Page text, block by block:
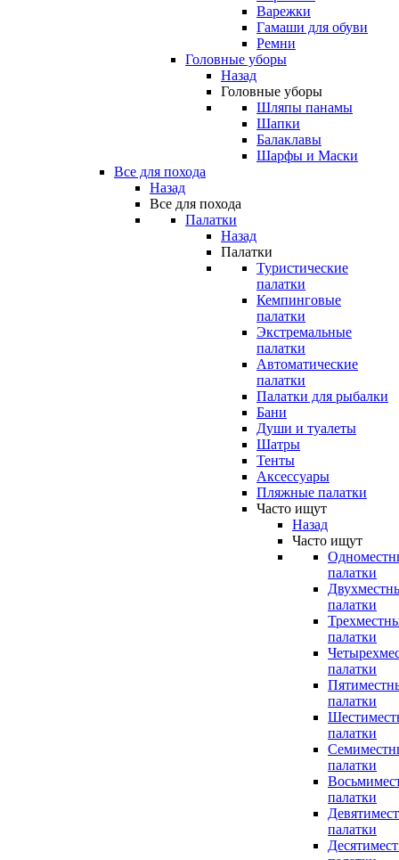
Варежки
Гамаши для обуви
Ремни
Головные уборы
Назад
Головные уборы
Шляпы панамы
Шапки
Балаклавы
Шарфы и Маски
Все для похода
Назад
Все для похода
Палатки
Назад
Палатки
Туристические
палатки
Кемпинговые
палатки
Экстремальные
палатки
Автоматические
палатки
Палатки для рыбалки
Бани
Души и туалеты
Шатры
Тенты
Аксессуары
Пляжные палатки
Часто ищут
Назад
Часто ищут
палатки
палатки
палатки
палатки
палатки
палатки
палатки
палатки
палатки